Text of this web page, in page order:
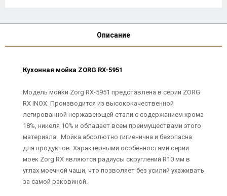
Описание
Кухонная мойка ZORG RX-5951
Модель мойки Zorg RX-5951 представлена в серии ZORG
RX INOX. Производится из высококачественной
легированной нержавеющей стали с содержанием хрома
18%, никеля 10% и обладает всем преимуществами этого
материала. Мойка абсолютно гигиенична и безопасна
для продуктов. Характерными особенностями серии
моек Zorg RX являются радиусы скруглений R10 мм в
углах моечной чаши, что позволяет без усилий ухаживать
за самой раковиной.